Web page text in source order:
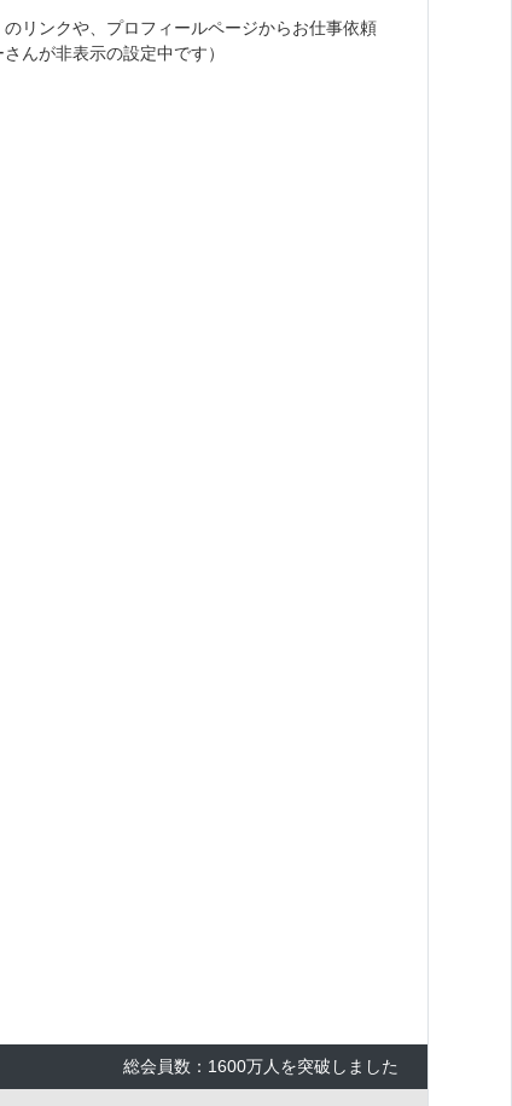
リンクや、プロフィールページからお仕事依頼
んが非表示の設定中です）
総会員数：1600万人を突破しました